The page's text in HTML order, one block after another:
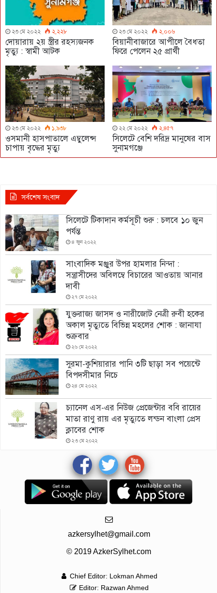
২৩ মে ২০২২ ২,২২৮
দোয়ারায় ২য় স্ত্রীর রহস্যজনক
মৃত্যু : স্বামী আটক
২৩ মে ২০২২ ২,০০৬
বিয়ানীবাজারে আপীলে বৈধতা
ফিরে পেলেন ২৫ প্রার্থী
২৩ মে ২০২২ ১,৯৩৮
ওসমানী হাসপাতালে এম্বুলেন্স
চাপায় বৃদ্ধের মৃত্যু
২২ মে ২০২২ ২,৪৫৭
সিলেটে বেশি দরিদ্র মানুষের বাস
সুনামগঞ্জে
সর্বশেষ সংবাদ
সিলেটে টিকাদান কর্মসূচী শুরু : চলবে ১০ জুন
পর্যন্ত
৪ জুন ২০২২
সাংবাদিক মঞ্জুর উপর হামলার নিন্দা :
সন্ত্রাসীদের অবিলম্বে বিচারের আওতায় আনার
দাবী
২৭ মে ২০২২
যুক্তরাজ্য জাসদ ও নারীজোট নেত্রী রুবী হকের
অকাল মৃত্যুতে বিভিন্ন মহলের শোক : জানাযা
শুক্রবার
২৬ মে ২০২২
সুরমা-কুশিয়ারার পানি ৩টি ছাড়া সব পয়েন্টে
বিপদসীমার নিচে
২৪ মে ২০২২
চ্যানেল এস-এর নিউজ প্রেজেন্টার ববি রায়ের
মাতা রাণু রায় এর মৃত্যুতে লন্ডন বাংলা প্রেস
ক্লাবের শোক
২৩ মে ২০২২
azkersylhet@gmail.com
© 2019 AzkerSylhet.com
Chief Editor: Lokman Ahmed
Editor: Razwan Ahmed